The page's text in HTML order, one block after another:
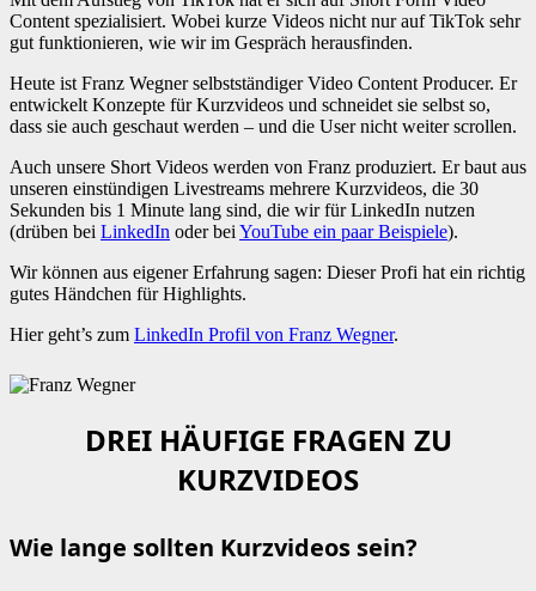
Content spezialisiert. Wobei kurze Videos nicht nur auf TikTok sehr
gut funktionieren, wie wir im Gespräch herausfinden.
Heute ist Franz Wegner selbstständiger Video Content Producer. Er
entwickelt Konzepte für Kurzvideos und schneidet sie selbst so,
dass sie auch geschaut werden – und die User nicht weiter scrollen.
Auch unsere Short Videos werden von Franz produziert. Er baut aus
unseren einstündigen Livestreams mehrere Kurzvideos, die 30
Sekunden bis 1 Minute lang sind, die wir für LinkedIn nutzen
(drüben bei LinkedIn oder bei YouTube ein paar Beispiele).
Wir können aus eigener Erfahrung sagen: Dieser Profi hat ein richtig
gutes Händchen für Highlights.
Hier geht’s zum LinkedIn Profil von Franz Wegner.
DREI HÄUFIGE FRAGEN ZU
KURZVIDEOS
Wie lange sollten Kurzvideos sein?